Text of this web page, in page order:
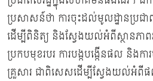
ប្រសាសន៍ថា ការចុះដល់មូលដ្ឋានប្រជា
ដើម្បីពិនិត្យ និងស្វែងយល់អំពីស្ថានភាព
ប្រកបមុខរបរ ការបង្កបង្កើនផល និងក
គ្រួសារ ជាពិសេសដើម្បីស្វែងយល់អំពី